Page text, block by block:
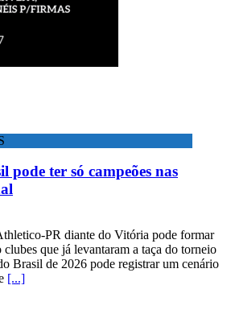
pode ter só campeões nas
PR diante do Vitória pode formar
que já levantaram a taça do torneio
Brasil de 2026 pode registrar um cenário
[...]